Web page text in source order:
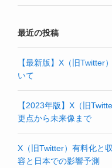
最近の投稿
【最新版】X（旧Twitter
いて
【2023年版】X（旧
更点から未来像まで
X（旧Twitter）有料化と
容と日本での影響予測